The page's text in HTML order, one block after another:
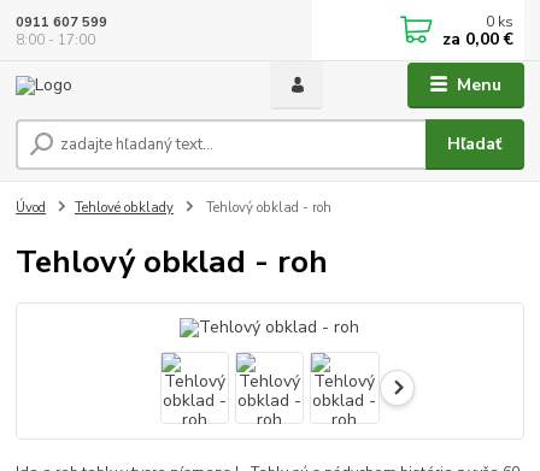
Menu
Hľadať
0911 607 599
8:00 - 17:00
0 ks
za 0,00 €
Úvod Tehlové obklady Tehlový obklad - roh
Tehlový obklad - roh